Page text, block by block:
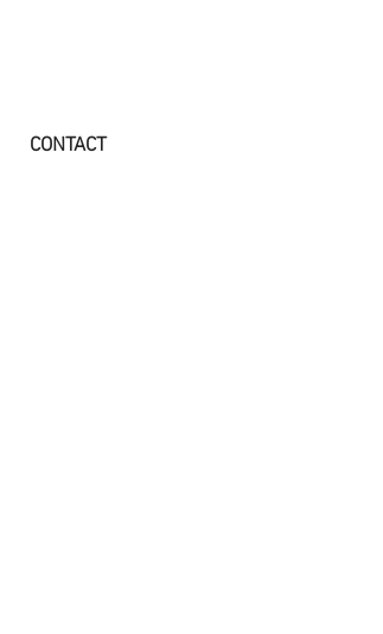
CONTACT